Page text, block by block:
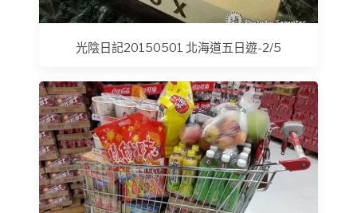
光陰日記20150501 北海道五日遊-2/5